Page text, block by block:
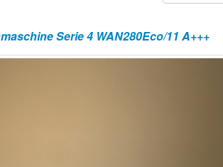
Serie 4 WAN280Eco/11 A+++